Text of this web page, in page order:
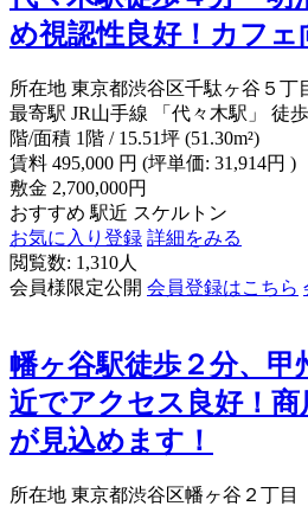
め視認性良好！カフェ
所在地 東京都渋谷区千駄ヶ谷５丁
最寄駅 JR山手線 「代々木駅」 徒
階/面積 1階 / 15.51坪 (51.30m²)
賃料 495,000 円 (坪単価: 31,914円 )
敷金 2,700,000円
おすすめ 駅近 スケルトン
お気に入り登録 詳細をみる
閲覧数: 1,310人
会員様限定公開 会員登録はこちら
幡ヶ谷駅徒歩２分、甲
近でアクセス良好！
が見込めます！
所在地 東京都渋谷区幡ヶ谷２丁目